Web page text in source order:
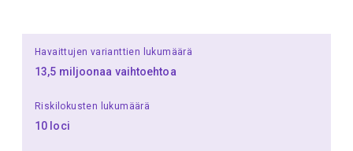
Havaittujen varianttien lukumäärä
13,5 miljoonaa vaihtoehtoa
Riskilokusten lukumäärä
10 loci